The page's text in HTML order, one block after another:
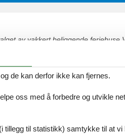
av vakkert beliggende feriehuse
hvis du har spørsmål.
de kan derfor ikke kan fjernes.
oss med å forbedre og utvikle
til statistikk) samtykke til at